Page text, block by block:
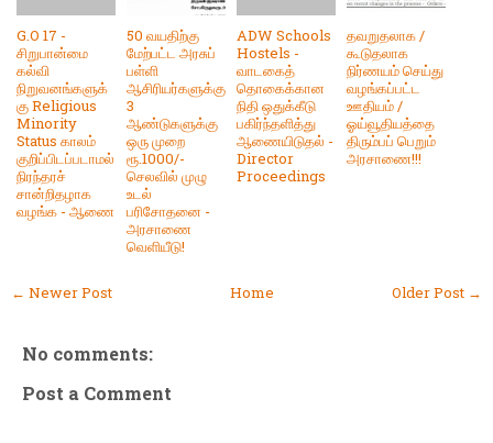
G.O 17 -
சிறுபான்மை
கல்வி
நிறுவனங்களுக்
கு Religious
Minority
Status காலம்
குறிப்பிடப்படாமல்
நிரந்தரச்
சான்றிதழாக
வழங்க - ஆணை
50 வயதிற்கு
மேற்பட்ட அரசுப்
பள்ளி
ஆசிரியர்களுக்கு
3
ஆண்டுகளுக்கு
ஒரு முறை
ரூ.1000/-
செலவில் முழு
உடல்
பரிசோதனை -
அரசாணை
வெளியீடு!
ADW Schools
Hostels -
வாடகைத்
தொகைக்கான
நிதி ஒதுக்கீடு
பகிர்ந்தளித்து
ஆணையிடுதல் -
Director
Proceedings
தவறுதலாக /
கூடுதலாக
நிர்ணயம் செய்து
வழங்கப்பட்ட
ஊதியம் /
ஓய்வூதியத்தை
திரும்பப் பெறும்
அரசாணை!!!
← Newer Post Older Post →
Home
No comments:
Post a Comment